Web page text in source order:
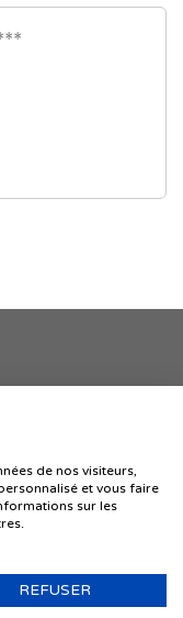
DROITS RÉSERVÉS
de nos visiteurs,
et vous faire
sur les
REFUSER